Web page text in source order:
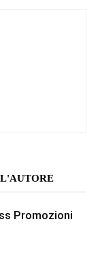
Promozioni